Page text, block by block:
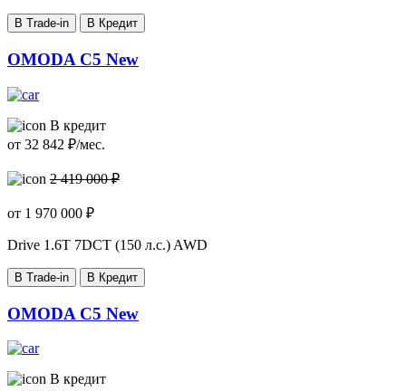
В Trade-in В Кредит
OMODA C5 New
В кредит
от 32 842 ₽/мес.
2 419 000 ₽
от 1 970 000 ₽
Drive 1.6T 7DCT (150 л.с.) AWD
В Trade-in В Кредит
OMODA C5 New
В кредит